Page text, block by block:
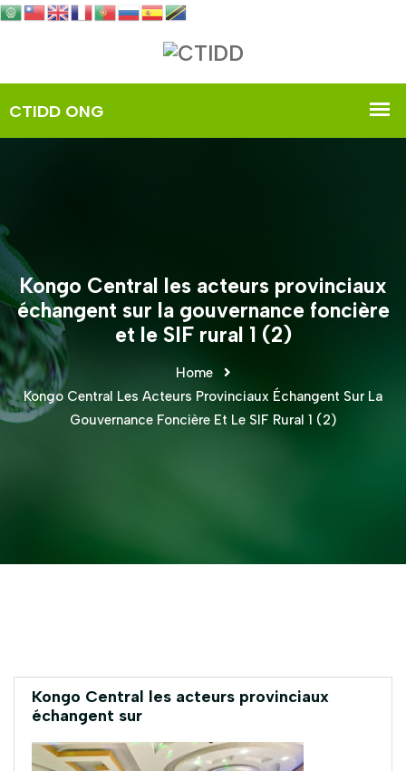
Kongo Central les acteurs provinciaux
échangent sur la gouvernance foncière
et le SIF rural 1 (2)
Home
Kongo Central Les Acteurs Provinciaux Échangent Sur La
Gouvernance Foncière Et Le SIF Rural 1 (2)
Kongo Central les acteurs provinciaux
échangent sur